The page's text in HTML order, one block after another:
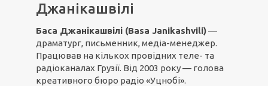
Джанікашвілі
Баса Джанікашвілі (Basa Janikashvili)—
драматург, письменник, медіа-менеджер.
Працював на кількох провідних теле- та
радіоканалах Грузії. Від 2003 року — голова
креативного бюро радіо «Уцнобі».